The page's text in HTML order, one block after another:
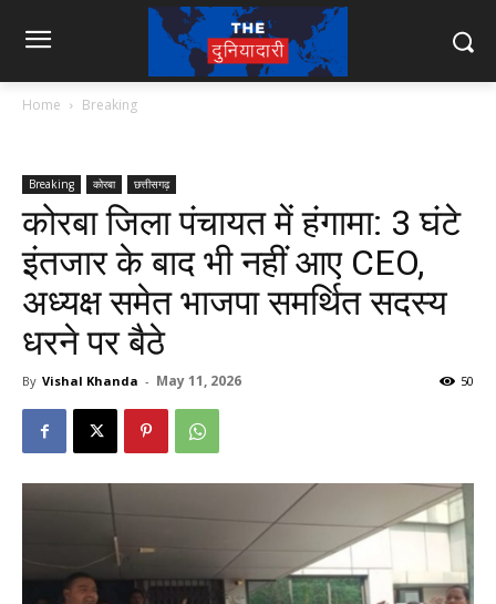
Home Breaking
Breaking कोरबा छत्तीसगढ़
कोरबा जिला पंचायत में हंगामा: 3 घंटे
इंतजार के बाद भी नहीं आए CEO,
अध्यक्ष समेत भाजपा समर्थित सदस्य
धरने पर बैठे
By Vishal Khanda - May 11, 2026 50